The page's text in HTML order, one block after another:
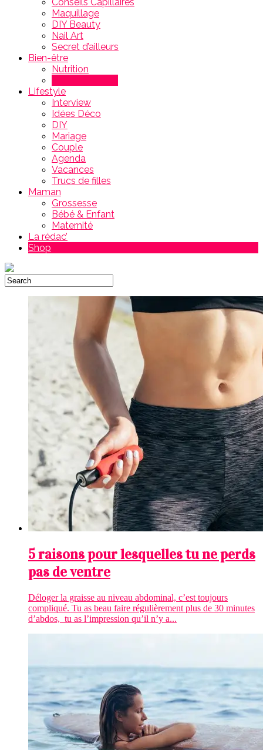
Maquillage
DIY Beauty
Nail Art
Secret d’ailleurs
Bien-être
Nutrition
Lifestyle
Interview
Idées Déco
DIY
Mariage
Couple
Agenda
Vacances
Trucs de filles
Maman
Grossesse
Bébé & Enfant
Maternité
La rédac’
Shop
5 raisons pour lesquelles tu ne perds
pas de ventre
Déloger la graisse au niveau abdominal, c’est toujours
compliqué. Tu as beau faire régulièrement plus de 30 minutes
d’abdos, tu as l’impression qu’il n’y a...